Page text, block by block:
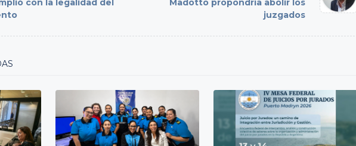
con la legalidad del
Madotto propondría abolir los
juzgados